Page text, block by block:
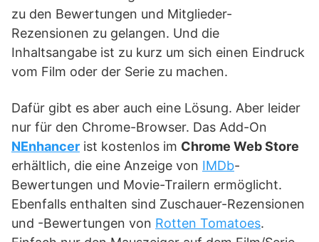
zu den Bewertungen und Mitglieder-
Rezensionen zu gelangen. Und die
Inhaltsangabe ist zu kurz um sich einen Eindruck
vom Film oder der Serie zu machen.
Dafür gibt es aber auch eine Lösung. Aber leider
nur für den Chrome-Browser. Das Add-On
NEnhancer ist kostenlos im Chrome Web Store
erhältlich, die eine Anzeige von IMDb-
Bewertungen und Movie-Trailern ermöglicht.
Ebenfalls enthalten sind Zuschauer-Rezensionen
und -Bewertungen von Rotten Tomatoes.